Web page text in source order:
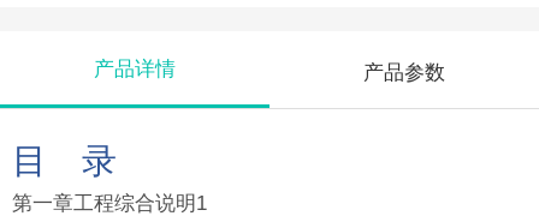
产品详情 产品参数
目 录
第一章工程综合说明1